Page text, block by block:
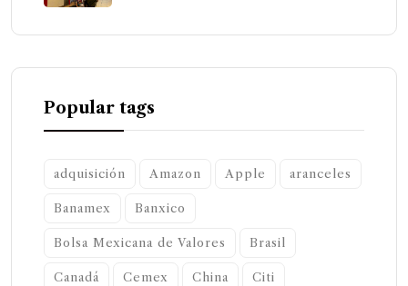
Popular tags
adquisición Amazon Apple aranceles
Banamex Banxico
Bolsa Mexicana de Valores Brasil
Canadá Cemex China Citi